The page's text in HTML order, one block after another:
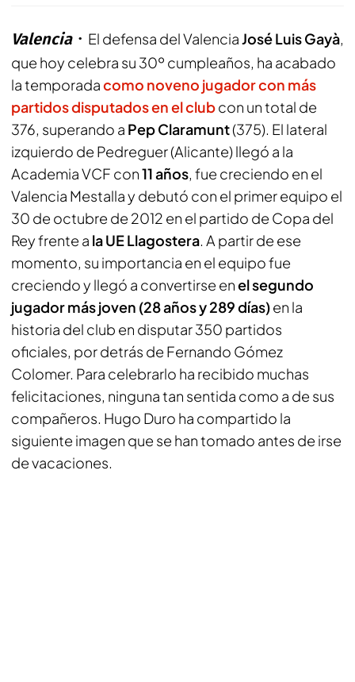
Valencia El defensa del ValenciaJosé Luis Gayà,
que hoy celebra su 30º cumpleaños, ha acabado
la temporadacomo noveno jugador con más
partidos disputados en el clubcon un total de
376, superando a Pep Claramunt(375). El lateral
izquierdo de Pedreguer (Alicante) llegó a la
Academia VCF con11 años, fue creciendo en el
Valencia Mestalla y debutó con el primer equipo el
30 de octubre de 2012 en el partido de Copa del
Rey frente a la UE Llagostera. A partir de ese
momento, su importancia en el equipo fue
creciendo y llegó a convertirse enel segundo
jugador más joven (28 años y 289 días)en la
historia del club en disputar 350 partidos
oficiales, por detrás de Fernando Gómez
Colomer. Para celebrarlo ha recibido muchas
felicitaciones, ninguna tan sentida como a de sus
compañeros. Hugo Duro ha compartido la
siguiente imagen que se han tomado antes de irse
de vacaciones.